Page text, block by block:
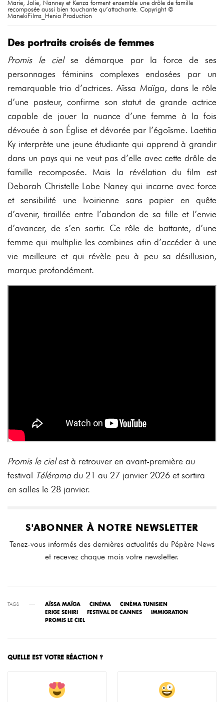
Marie, Jolie, Nanney et Kenza forment ensemble une drôle de famille
recomposée aussi bien touchante qu’attachante. Copyright ©
ManekiFilms_Henia Production
Des portraits croisés de femmes
Promis le cielse démarque par la force de ses
personnages féminins complexes endosées par un
remarquable trio d’actrices. Aïssa Maïga, dans le rôle
d’une pasteur, confirme son statut de grande actrice
capable de jouer la nuance d’une femme à la fois
dévouée à son Église et dévorée par l’égoïsme. Laetitia
Ky interprète une jeune étudiante qui apprend à grandir
dans un pays qui ne veut pas d’elle avec cette drôle de
famille recomposée. Mais la révélation du film est
Deborah Christelle Lobe Naney qui incarne avec force
et sensibilité une Ivoirienne sans papier en quête
d’avenir, tiraillée entre l’abandon de sa fille et l’envie
d’avancer, de s’en sortir. Ce rôle de battante, d’une
femme qui multiplie les combines afin d’accéder à une
vie meilleure et qui révèle peu à peu sa désillusion,
marque profondément.
Promis le cielest à retrouver en avant-première au
festival Téléramadu 21 au 27 janvier 2026 et sortira
en salles le 28 janvier.
S'ABONNER À NOTRE NEWSLETTER
Tenez-vous informés des dernières actualités du Pépère News
et recevez chaque mois votre newsletter.
TAGS AÏSSA MAÏGA CINÉMA
CINÉMA TUNISIEN
ERIGE SEHIRI
FESTIVAL DE CANNES
IMMIGRATION
PROMIS LE CIEL
QUELLE EST VOTRE RÉACTION ?